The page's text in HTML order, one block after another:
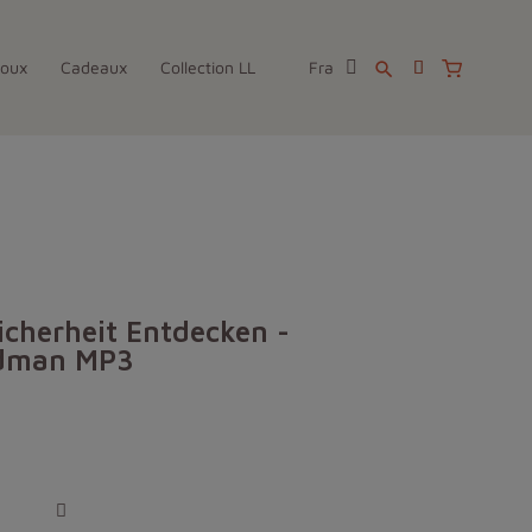
Cadeaux Collection LL Fra search
Entdecken -
MP3